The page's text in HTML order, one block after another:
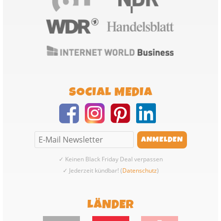
SOCIAL MEDIA
✓ Keinen Black Friday Deal verpassen
✓ Jederzeit kündbar! (Datenschutz)
LÄNDER